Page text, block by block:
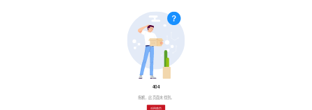
404
抱歉，此页面未找到。
返回首页